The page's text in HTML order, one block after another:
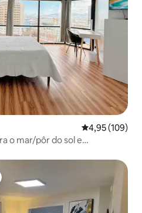
Classificação
4,95 (109)
o mar/pôr do sol e
apreciados